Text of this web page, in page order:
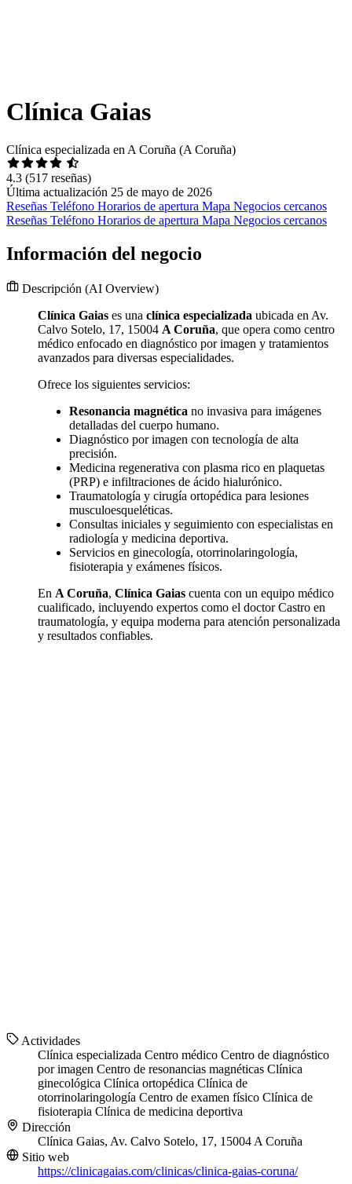
Clínica Gaias
Clínica especializada en A Coruña (A Coruña)
4.3 (517 reseñas)
Última actualización 25 de mayo de 2026
Reseñas Teléfono Horarios de apertura Mapa Negocios cercanos
Reseñas Teléfono Horarios de apertura Mapa Negocios cercanos
Información del negocio
Descripción (AI Overview)
Clínica Gaias es una clínica especializada ubicada en Av.
Calvo Sotelo, 17, 15004 A Coruña, que opera como centro
médico enfocado en diagnóstico por imagen y tratamientos
avanzados para diversas especialidades.
Ofrece los siguientes servicios:
Resonancia magnética no invasiva para imágenes
detalladas del cuerpo humano.
Diagnóstico por imagen con tecnología de alta
precisión.
Medicina regenerativa con plasma rico en plaquetas
(PRP) e infiltraciones de ácido hialurónico.
Traumatología y cirugía ortopédica para lesiones
musculoesqueléticas.
Consultas iniciales y seguimiento con especialistas en
radiología y medicina deportiva.
Servicios en ginecología, otorrinolaringología,
fisioterapia y exámenes físicos.
En A Coruña, Clínica Gaias cuenta con un equipo médico
cualificado, incluyendo expertos como el doctor Castro en
traumatología, y equipa moderna para atención personalizada
y resultados confiables.
Actividades
Clínica especializada Centro médico Centro de diagnóstico
por imagen Centro de resonancias magnéticas Clínica
ginecológica Clínica ortopédica Clínica de
otorrinolaringología Centro de examen físico Clínica de
fisioterapia Clínica de medicina deportiva
Dirección
Clínica Gaias, Av. Calvo Sotelo, 17, 15004 A Coruña
Sitio web
https://clinicagaias.com/clinicas/clinica-gaias-coruna/